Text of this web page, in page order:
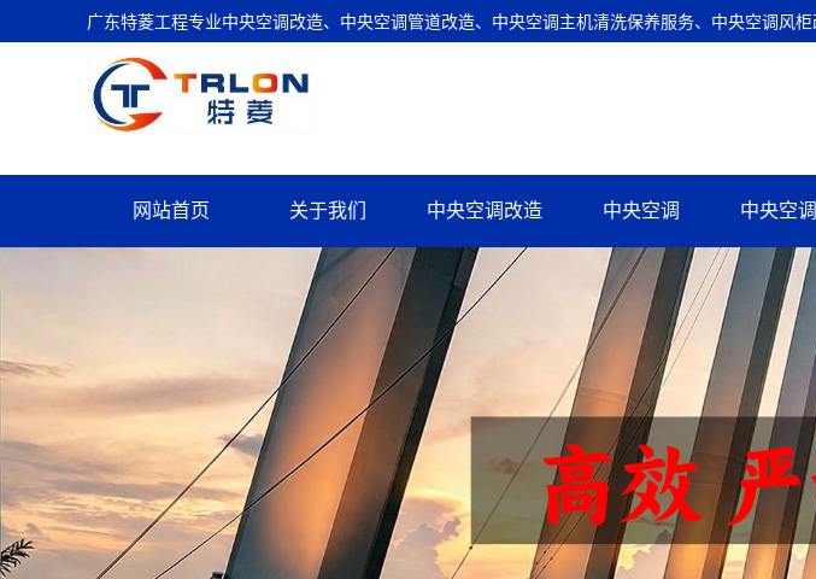
广东特菱工程专业中央空调改造、中央空调管道改造、中央空调主机清洗保养服务、中央空调风
网站首页 关于我们 中央空调改造 中央空调 中央空